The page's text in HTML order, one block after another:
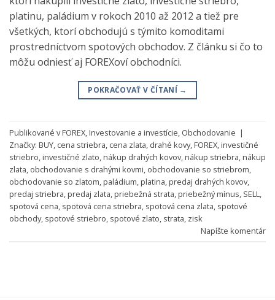
platinu, paládium v rokoch 2010 až 2012 a tiež pre
všetkých, ktorí obchodujú s týmito komoditami
prostredníctvom spotových obchodov. Z článku si čo to
môžu odniesť aj FOREXoví obchodníci.
POKRAČOVAŤ V ČÍTANÍ →
Publikované vFOREX,Investovanie a investície, Obchodovanie |
Značky: BUY, cena striebra, cena zlata, drahé kovy,FOREX,investičné
striebro,investičné zlato,nákup drahých kovov,nákup striebra,nákup
zlata, obchodovanie s drahými kovmi, obchodovanie so striebrom,
obchodovanie so zlatom,paládium,platina,predaj drahých kovov,
predaj striebra,predaj zlata,priebežná strata,priebežný mínus, SELL,
spotová cena, spotová cena striebra, spotová cena zlata, spotové
obchody, spotové striebro, spotové zlato, strata, zisk
Napíšte komentár